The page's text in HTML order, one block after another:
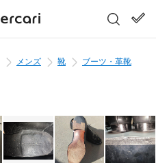
メンズ 靴
ブーツ・革靴